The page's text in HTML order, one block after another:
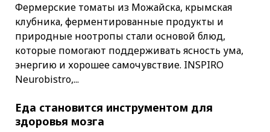
Фермерские томаты из Можайска, крымская
клубника, ферментированные продукты и
природные ноотропы стали основой блюд,
которые помогают поддерживать ясность ума,
энергию и хорошее самочувствие. INSPIRO
Neurobistro,...
Еда становится инструментом для
здоровья мозга